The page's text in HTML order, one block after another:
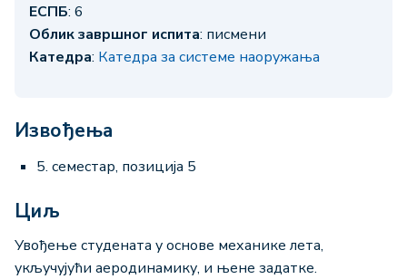
ЕСПБ: 6
Облик завршног испита: писмени
Катедра: Катедра за системе наоружања
Извођења
5. семестар, позиција 5
Циљ
Увођење студената у основе механике лета,
укључујући аеродинамику, и њене задатке.